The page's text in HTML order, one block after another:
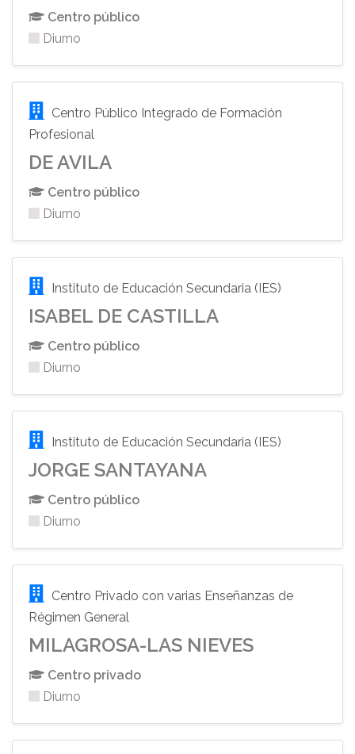
Centro público
Diurno
Centro Público Integrado de Formación
Profesional
DE AVILA
Centro público
Diurno
Instituto de Educación Secundaria (IES)
ISABEL DE CASTILLA
Centro público
Diurno
Instituto de Educación Secundaria (IES)
JORGE SANTAYANA
Centro público
Diurno
Centro Privado con varias Enseñanzas de
Régimen General
MILAGROSA-LAS NIEVES
Centro privado
Diurno